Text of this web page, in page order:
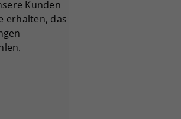
Kunden
erhalten, das